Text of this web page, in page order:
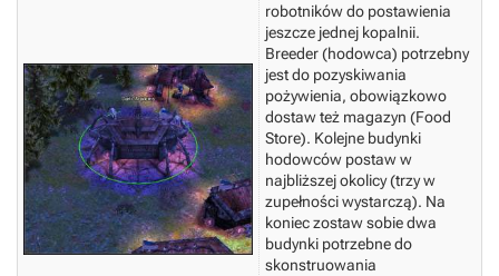
robotników do postawienia
jeszcze jednej kopalnii.
Breeder (hodowca) potrzebny
jest do pozyskiwania
pożywienia, obowiązkowo
dostaw też magazyn (Food
Store). Kolejne budynki
hodowców postaw w
najbliższej okolicy (trzy w
zupełności wystarczą). Na
koniec zostaw sobie dwa
budynki potrzebne do
skonstruowania